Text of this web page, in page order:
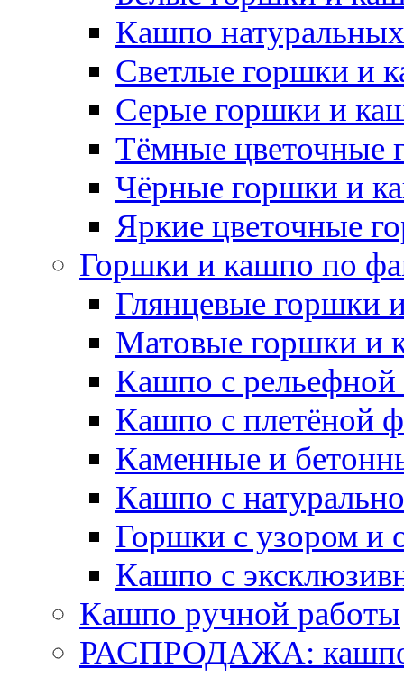
Кашпо
Светлые горшки и
Серые горшки и
Тёмные цветочные
Чёрные горшки и
Яркие цветочные
Горшки и кашпо по
Глянцевые горшки
Матовые горшки и
Кашпо с рельефной
Кашпо с плетёной
Каменные и
Кашпо с
Горшки с узором и
Кашпо с
Кашпо ручной работы
РАСПРОДАЖА: кашпо